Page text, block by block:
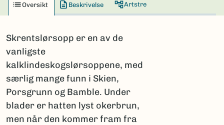
Oversikt Beskrivelse Artstre
Skrentslørsopp er en av de
vanligste
kalklindeskogslørsoppene, med
særlig mange funn i Skien,
Porsgrunn og Bamble. Under
blader er hatten lyst okerbrun,
men når den kommer fram fra